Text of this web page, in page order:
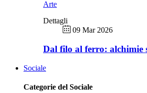
Arte
Dettagli
09 Mar 2026
Dal filo al ferro: alchimie
Sociale
Categorie del Sociale